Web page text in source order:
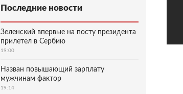
Последние новости
Зеленский впервые на посту президента
прилетел в Сербию
19:00
Назван повышающий зарплату
мужчинам фактор
19:14